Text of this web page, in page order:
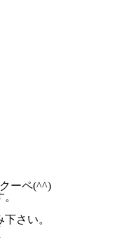
ーペ(^^)
さい。